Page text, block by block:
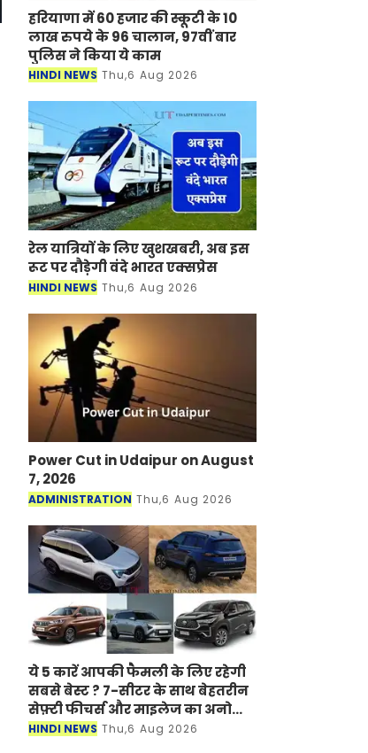
हरियाणा में 60 हजार की स्कूटी के 10
लाख रुपये के 96 चालान, 97वीं बार
पुलिस ने किया ये काम
HINDI NEWS Thu,6 Aug 2026
रेल यात्रियों के लिए खुशखबरी, अब इस
रूट पर दौड़ेगी वंदे भारत एक्‍सप्रेस
HINDI NEWS Thu,6 Aug 2026
Power Cut in Udaipur on August
7, 2026
ADMINISTRATION Thu,6 Aug 2026
ये 5 कारें आपकी फैमली के लिए रहेगी
सबसे बेस्ट ? 7-सीटर के साथ बेहतरीन
सेफ़्टी फीचर्स और माइलेज का अनोखा
अंदाज
HINDI NEWS Thu,6 Aug 2026